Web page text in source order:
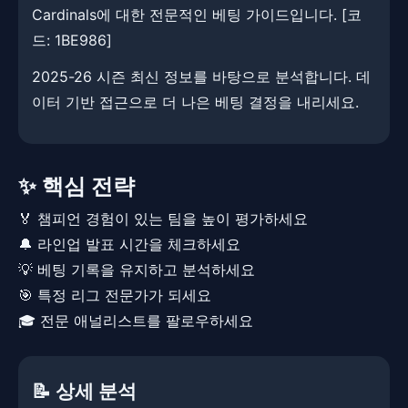
Cardinals에 대한 전문적인 베팅 가이드입니다. ​​[코
드: 1BE986]
2025-26 시즌 최신 정보를 바탕으로 분석합니다. 데
이터 기반 접근으로 더 나은 베팅 결정을 내리세요.
✨ 핵심 전략
🏅 챔피언 경험이 있는 팀을 높이 평가하세요
🔔 라인업 발표 시간을 체크하세요
💡 베팅 기록을 유지하고 분석하세요
🎯 특정 리그 전문가가 되세요
🎓 전문 애널리스트를 팔로우하세요
📝 상세 분석